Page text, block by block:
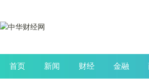
首页 新闻 财经 金融